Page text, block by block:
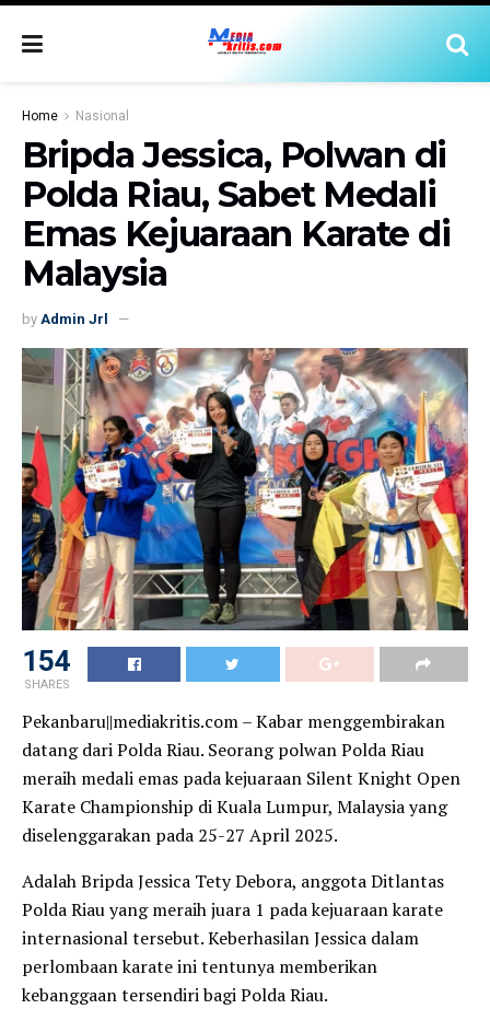
Home Nasional
Bripda Jessica, Polwan di
Polda Riau, Sabet Medali
Emas Kejuaraan Karate di
Malaysia
by Admin Jrl
154
SHARES
Pekanbaru||mediakritis.com – Kabar menggembirakan
datang dari Polda Riau. Seorang polwan Polda Riau
meraih medali emas pada kejuaraan Silent Knight Open
Karate Championship di Kuala Lumpur, Malaysia yang
diselenggarakan pada 25-27 April 2025.
Adalah Bripda Jessica Tety Debora, anggota Ditlantas
Polda Riau yang meraih juara 1 pada kejuaraan karate
internasional tersebut. Keberhasilan Jessica dalam
perlombaan karate ini tentunya memberikan
kebanggaan tersendiri bagi Polda Riau.